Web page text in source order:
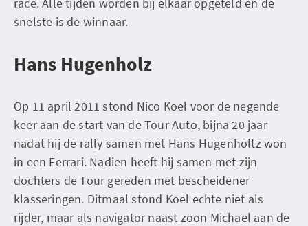
snelste is de winnaar.
Hans Hugenholz
Op 11 april 2011 stond Nico Koel voor de negende
keer aan de start van de Tour Auto, bijna 20 jaar
nadat hij de rally samen met Hans Hugenholtz won
in een Ferrari. Nadien heeft hij samen met zijn
dochters de Tour gereden met bescheidener
klasseringen. Ditmaal stond Koel echte niet als
rijder, maar als navigator naast zoon Michael aan de